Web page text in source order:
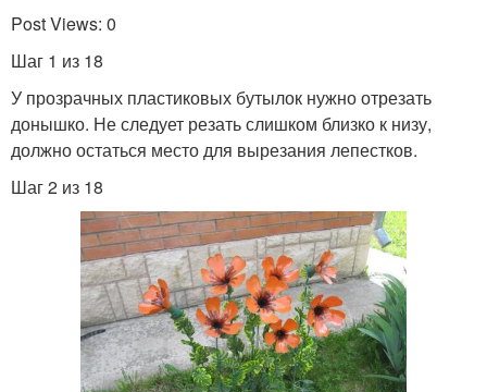
Post Views: 0
Шаг 1 из 18
У прозрачных пластиковых бутылок нужно отрезать
донышко. Не следует резать слишком близко к низу,
должно остаться место для вырезания лепестков.
Шаг 2 из 18